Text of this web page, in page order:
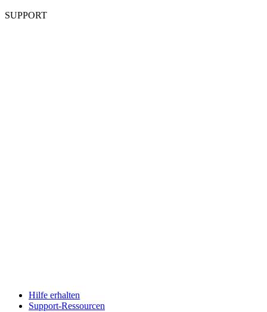
SUPPORT
Hilfe erhalten
Support-Ressourcen